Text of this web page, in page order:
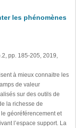
les phénomènes
pp. 185-205, 2019,
à mieux connaitre les
de valeur
sur des outils de
la richesse de
géoréférencement et
l’espace support. La